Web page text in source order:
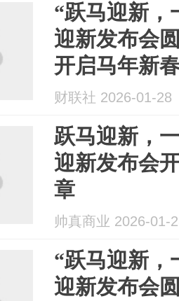
“跃马迎新，
迎新发布会
开启马年新
财联社 2026-01-28
跃马迎新，
迎新发布会
章
帅真商业 2026-01-
“跃马迎新，
迎新发布会